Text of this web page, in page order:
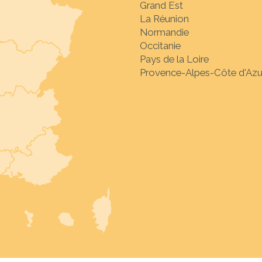
Grand Est
La Réunion
Normandie
Occitanie
Pays de la Loire
Provence-Alpes-Côte